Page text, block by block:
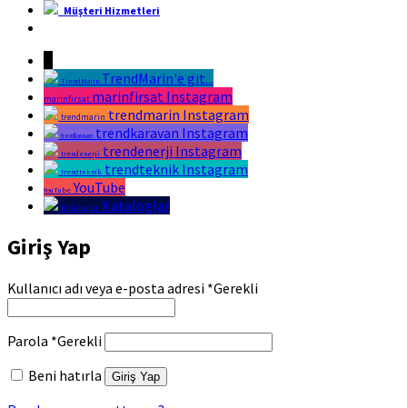
Müşteri Hizmetleri
TrendMarin TrendMarin'e git...
marinfirsat marinfirsat Instagram
trendmarin trendmarin Instagram
trendkaravan trendkaravan Instagram
trendenerji trendenerji Instagram
trendteknik trendteknik Instagram
YouTube YouTube
Kataloglar Kataloglar
Giriş Yap
Kullanıcı adı veya e-posta adresi *Gerekli
Parola *Gerekli
Beni hatırla
Giriş Yap